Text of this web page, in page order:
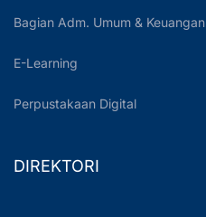
Bagian Adm. Umum & Keuangan
E-Learning
Perpustakaan Digital
DIREKTORI